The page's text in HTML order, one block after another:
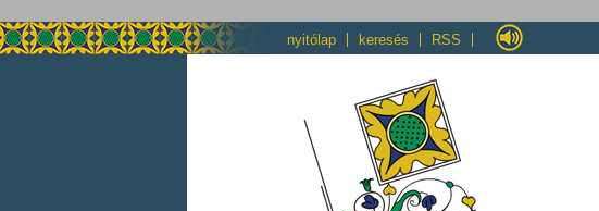
nyitólap keresés RSS